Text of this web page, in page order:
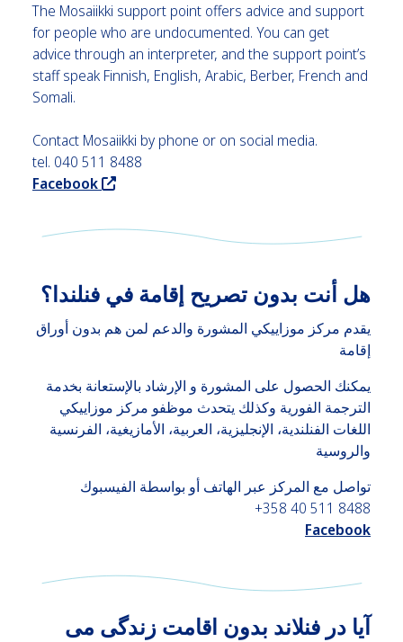
The Mosaiikki support point offers advice and support
for people who are undocumented. You can get
advice through an interpreter, and the support point’s
staff speak Finnish, English, Arabic, Berber, French and
Somali.
Contact Mosaiikki by phone or on social media.
tel. 040 511 8488
Facebook, ohjaa sivuston ulkopuolel le
هل أنت بدون تصريح إقامة في فنلندا؟
يقدم مركز موزاييكي المشورة والدعم لمن هم بدون أوراق
إقامة
يمكنك الحصول على المشورة و الإرشاد بالإستعانة بخدمة
الترجمة الفورية وكذلك يتحدث موظفو مركز موزاييكي
اللغات الفنلندية، الإنجليزية، العربية، الأمازيغية، الفرنسية
والروسية
تواصل مع المركز عبر الهاتف أو بواسطة الفيسبوك
+358 40 511 8488
Facebook
آیا در فنلاند بدون اقامت زندگی می